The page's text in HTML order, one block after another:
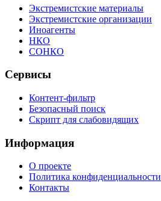
Экстремистские материалы
Экстремистские организации
Иноагенты
НКО
СОНКО
Сервисы
Контент-фильтр
Безопасный поиск
Скрипт для слабовидящих
Информация
О проекте
Политика конфиденциальности
Контакты